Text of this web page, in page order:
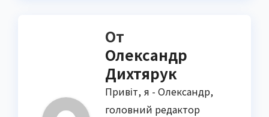
От
Олександр
Дихтярук
Привіт, я - Олександр,
головний редактор